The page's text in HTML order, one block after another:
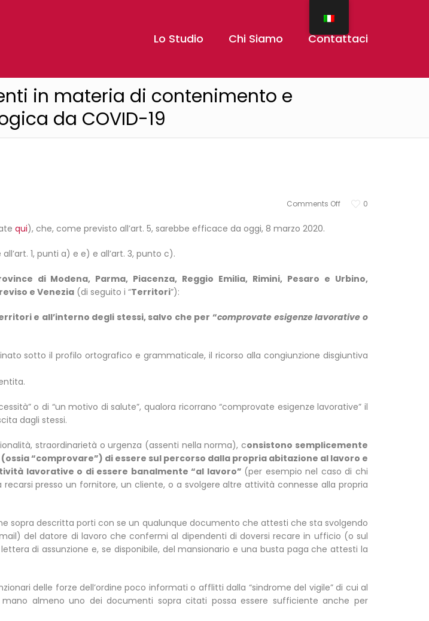
Lo Studio Chi Siamo Contattaci
in materia di contenimento e
da COVID-19
Comments Off 0
qui), che, come previsto all’art. 5, sarebbe efficace da oggi, 8 marzo 2020.
1, punti a) e e) e all’art. 3, punto c).
di Modena, Parma, Piacenza, Reggio Emilia, Rimini, Pesaro e Urbino,
e Venezia (di seguito i “Territori”):
e all’interno degli stessi, salvo che per “comprovate esigenze lavorative o
sotto il profilo ortografico e grammaticale, il ricorso alla congiunzione disgiuntiva
o di “un motivo di salute”, qualora ricorrano “comprovate esigenze lavorative” il
dagli stessi.
straordinarietà o urgenza (assenti nella norma), consistono semplicemente
“comprovare”) di essere sul percorso dalla propria abitazione al lavoro e
lavorative o di essere banalmente “al lavoro” (per esempio nel caso di chi
presso un fornitore, un cliente, o a svolgere altre attività connesse alla propria
sopra descritta porti con se un qualunque documento che attesti che sta svolgendo
del datore di lavoro che confermi al dipendenti di doversi recare in ufficio (o sul
di assunzione e, se disponibile, del mansionario e una busta paga che attesti la
delle forze dell’ordine poco informati o afflitti dalla “sindrome del vigile” di cui al
almeno uno dei documenti sopra citati possa essere sufficiente anche per